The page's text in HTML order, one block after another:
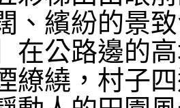
、繽紛的景
在公路邊的
繚繞，村子